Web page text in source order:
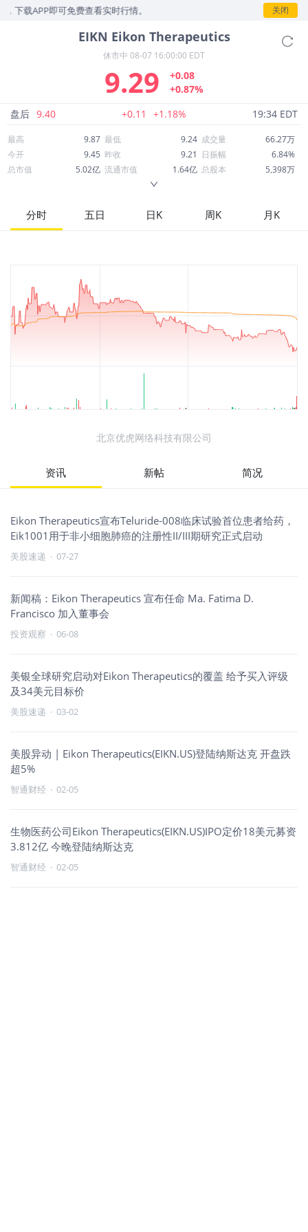
载APP即可免费查看实时行情。 关闭
EIKN Eikon Therapeutics
休市中 08-07 16:00:00 EDT
9.29
+0.08
+0.87%
盘后 9.40 +0.11 +1.18% 19:34 EDT
最高 9.87 最低 9.24 成交量
66.27万
今开
9.45 昨收 9.21 日振幅
6.84%
总市值
5.02亿 流通市值 1.64亿 总股本
5,398万
52周最高
17.40 市盈率
-1.47
股息
分时 五日 日K 周K 月K
北京优虎网络科技有限公司
资讯 新帖 简况
Eikon Therapeutics宣布Teluride-008临床试验首位患者给药，
Eik1001用于非小细胞肺癌的注册性II/III期研究正式启动
美股速递 · 07-27
新闻稿：Eikon Therapeutics 宣布任命 Ma. Fatima D.
Francisco 加入董事会
投资观察 · 06-08
美银全球研究启动对Eikon Therapeutics的覆盖 给予买入评级
及34美元目标价
美股速递 · 03-02
美股异动 | Eikon Therapeutics(EIKN.US)登陆纳斯达克 开盘跌
超5%
智通财经 · 02-05
生物医药公司Eikon Therapeutics(EIKN.US)IPO定价18美元募资
3.812亿 今晚登陆纳斯达克
智通财经 · 02-05